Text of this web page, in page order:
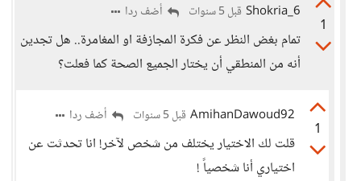
1
Shokria_6 قبل 5 سنوات أضف ردا
تمام بغض النظر عن فكرة المجازفة او المغامرة.. هل تجدين
أنه من المنطقي أن يختار الجميع الصحة كما فعلت؟
1
AmihanDawoud92 قبل 5 سنوات أضف ردا
قلت لك الاختيار يختلف من شخص لآخر! انا تحدثت عن
اختياري أنا شخصياً !